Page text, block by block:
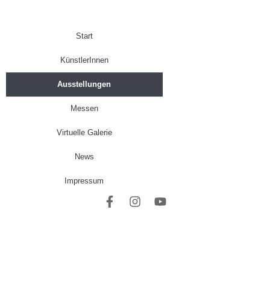
Start
KünstlerInnen
Ausstellungen
Messen
Virtuelle Galerie
News
Impressum